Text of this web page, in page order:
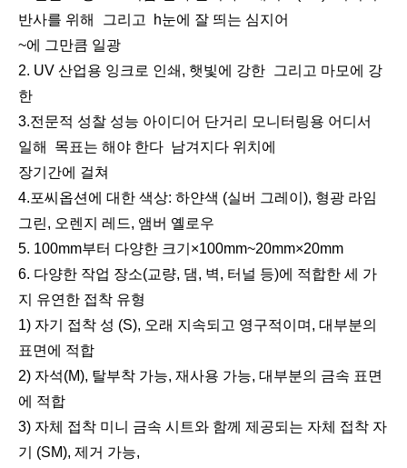
원형 프리즘(5', 구리 코팅) 마그네틱 드리프트 네스트(36mm)
반사를 위해
그리고 h눈에 잘 띄는 심지어
~에
그만큼 일광
2. UV 산업용 잉크로 인쇄, 햇빛에 강한 그리고 마모에 강
한
3.전문적 성찰 성능 아이디어 단거리 모니터링용 어디서
일해
목표는 해야 한다 남겨지다 위치에
장기간에 걸쳐
4.포씨 옵션에 대한 색상: 하얀색 (실버 그레이 ), 형광 라임
그린, 오렌지 레드, 앰버 옐로우
5. 100mm부터 다양한 크기 ×100mm~20mm×20mm
6. 다양한 작업 장소(교량, 댐, 벽, 터널 등)에 적합한 세 가
지 유연한 접착 유형
1) 자기 접착 성 (S), 오래 지속되고 영구적이며, 대부분의
표면에 적합
2) 자석(M), 탈부착 가능, 재사용 가능, 대부분의 금속 표면
에 적합
3) 자체 접착 미니 금속 시트와 함께 제공되는 자체 접착 자
기 (SM), 제거 가능,